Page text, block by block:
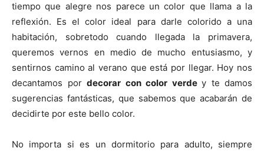
r
t
i
r
e
n
t
e
r
)
r
t
i
r
e
n
o
o
k
r
t
i
r
e
r
e
s
t
r
r
e
n
r
e
n
A
p
p
tiempo que alegre nos parece un color que llama a la
reflexión. Es el color ideal para darle colorido a una
habitación, sobretodo cuando llegada la primavera,
queremos vernos en medio de mucho entusiasmo, y
sentirnos camino al verano que está por llegar. Hoy nos
decantamos por decorar con color verde y te damos
sugerencias fantásticas, que sabemos que acabarán de
decidirte por este bello color.
No importa si es un dormitorio para adulto, siempre